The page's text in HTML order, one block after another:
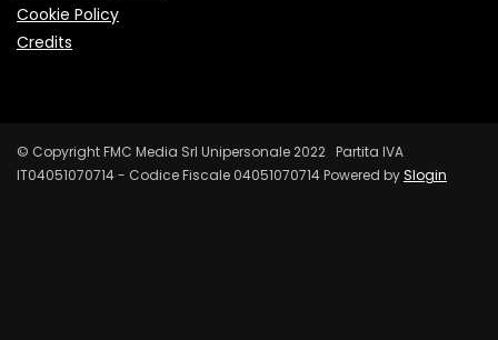
Cookie Policy
Credits
© Copyright FMC Media Srl Unipersonale 2022 Partita IVA
IT04051070714 - Codice Fiscale 04051070714 Powered bySlogin